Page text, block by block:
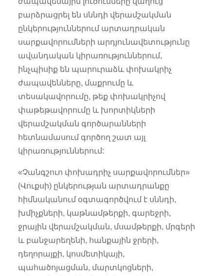
բարձրացրել են սննդի վերամշակման
ընկերություններում արտադրական
սարքավորումների արդյունավետությունը
ավանդական կիրառություններում,
ինչպիսիք են պարուրաձև փոխակրիչ
ժապավենները, մաքրումը և
տեսակավորումը, թեք փոխակրիչով
փաթեթավորումը և խորտիկների
վերամշակման գործարանների
հետնամասում գործող շատ այլ
կիրառություններում:
«Չանգշուո փոխադրիչ սարքավորումներ»
(Վուքսի) ընկերության արտադրանքը
հիմնականում օգտագործվում է սննդի,
խմիչքների, կաթնամթերքի, գարեջրի,
ջրային վերամշակման, մսամթերքի, մրգերի
և բանջարեղենի, հանքային ջրերի,
դեղորայքի, կոսմետիկայի,
պահածոյացման, մարտկոցների,